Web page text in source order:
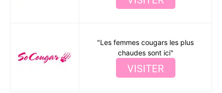
"Les femmes cougars les plus
chaudes sont ici"
VISITER